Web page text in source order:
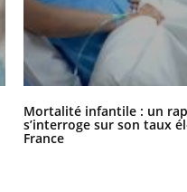
Mortalité infantile : un
s’interroge sur son taux
France